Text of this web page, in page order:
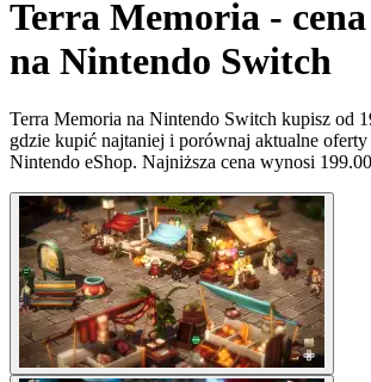
Terra Memoria -
na Nintendo Switch
Terra Memoria na Nintendo Switch kupisz od
gdzie kupić najtaniej i porównaj aktualne
Nintendo eShop. Najniższa cena wynosi